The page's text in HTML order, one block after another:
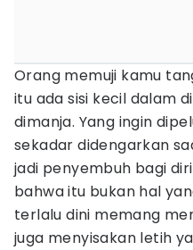
Orang memuji kamu
itu ada sisi kecil dalam
dimanja. Yang ingin
sekadar didengarkan
jadi penyembuh bagi
bahwa itu bukan hal
terlalu dini memang
juga menyisakan letih